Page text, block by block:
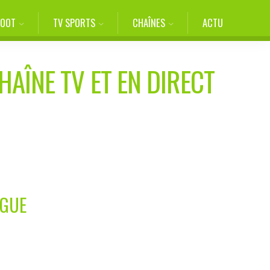
TV SPORTS CHAÎNES ACTU
TV ET EN DIRECT